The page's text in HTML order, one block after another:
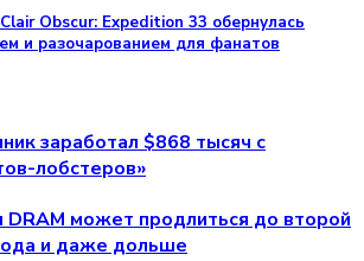
Obscur: Expedition 33 обернулась
и разочарованием для фанатов
заработал $868 тысяч с
лобстеров»
может продлиться до второй
и даже дольше